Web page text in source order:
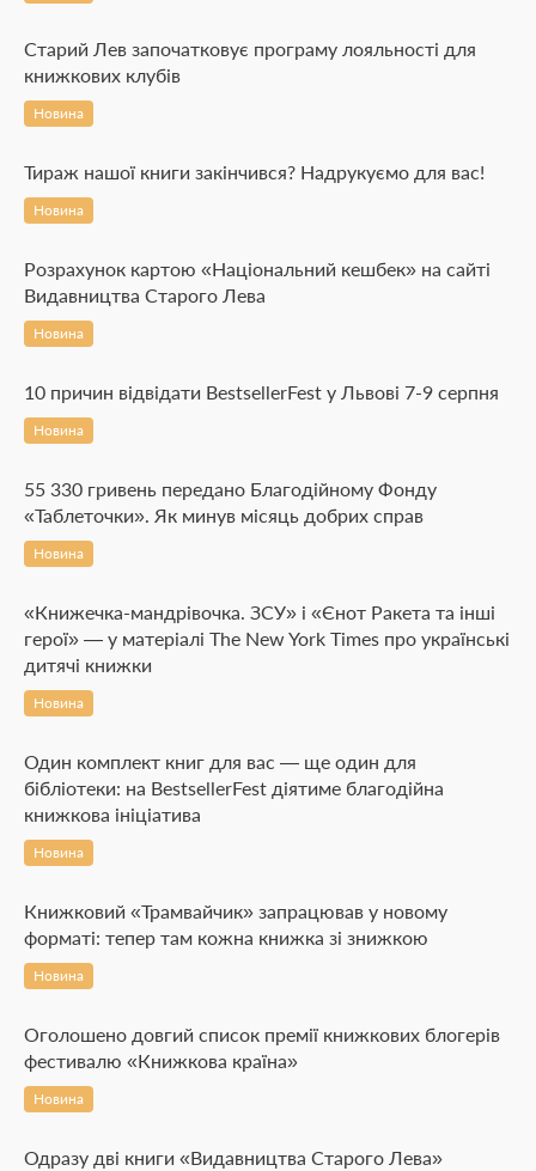
Старий Лев започатковує програму лояльності для
книжкових клубів
Новина
Тираж нашої книги закінчився? Надрукуємо для вас!
Новина
Розрахунок картою «Національний кешбек» на сайті
Видавництва Старого Лева
Новина
10 причин відвідати BestsellerFest у Львові 7-9 серпня
Новина
55 330 гривень передано Благодійному Фонду
«Таблеточки». Як минув місяць добрих справ
Новина
«Книжечка-мандрівочка. ЗСУ» і «Єнот Ракета та інші
герої» — у матеріалі The New York Times про українські
дитячі книжки
Новина
Один комплект книг для вас — ще один для
бібліотеки: на BestsellerFest діятиме благодійна
книжкова ініціатива
Новина
Книжковий «Трамвайчик» запрацював у новому
форматі: тепер там кожна книжка зі знижкою
Новина
Оголошено довгий список премії книжкових блогерів
фестивалю «Книжкова країна»
Новина
Одразу дві книги «Видавництва Старого Лева»